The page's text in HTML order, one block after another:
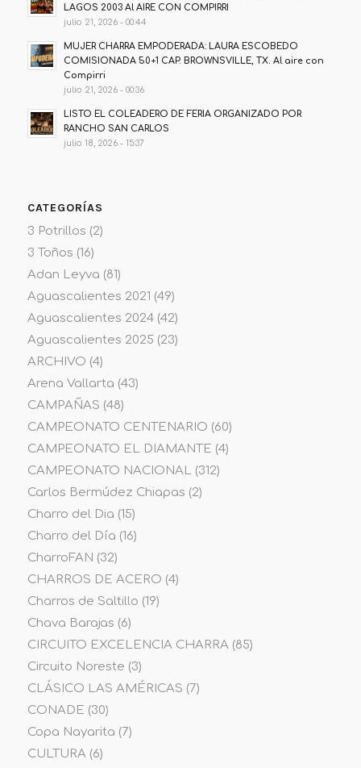
LAGOS 2003 Al AIRE CON COMPIRRI
julio 21, 2026 - 00:44
MUJER CHARRA EMPODERADA: LAURA ESCOBEDO
COMISIONADA 50+1 CAP. BROWNSVILLE, TX. Al aire con
Compirri
julio 21, 2026 - 00:36
LISTO EL COLEADERO DE FERIA ORGANIZADO POR
RANCHO SAN CARLOS
julio 18, 2026 - 15:37
CATEGORÍAS
3 Potrillos (2)
3 Toños (16)
Adan Leyva (81)
Aguascalientes 2021 (49)
Aguascalientes 2024(42)
Aguascalientes 2025 (23)
ARCHIVO (4)
Arena Vallarta (43)
CAMPAÑAS (48)
CAMPEONATO CENTENARIO (60)
CAMPEONATO EL DIAMANTE (4)
CAMPEONATO NACIONAL(312)
Carlos Bermúdez Chiapas (2)
Charro del Dia (15)
Charro del Día (16)
CharroFAN (32)
CHARROS DE ACERO (4)
Charros de Saltillo (19)
Chava Barajas (6)
CIRCUITO EXCELENCIA CHARRA(85)
Circuito Noreste (3)
CLÁSICO LAS AMÉRICAS (7)
CONADE (30)
Copa Nayarita (7)
CULTURA(6)